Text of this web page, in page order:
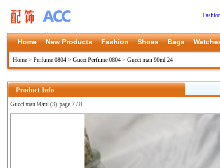
Home New Products Fashion Shoes Bags
Home > Perfume 0804 > Gucci Perfume 0804 > Gucci man 90ml 24
Product Info
Gucci man 90ml (3) page 7 / 8
上一张